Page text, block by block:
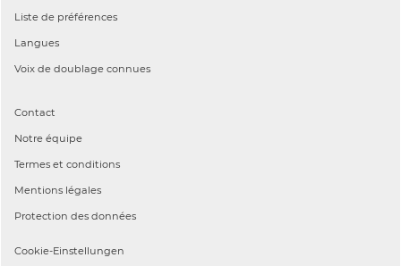
Liste de préférences
Langues
Voix de doublage connues
Contact
Notre équipe
Termes et conditions
Mentions légales
Protection des données
Cookie-Einstellungen